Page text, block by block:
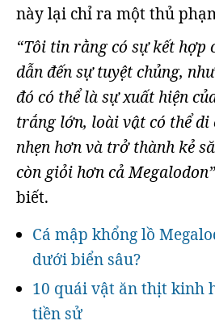
này lại chỉ ra một thủ
“Tôi tin rằng có sự kết hợp
dẫn đến sự tuyệt chủng,
đó có thể là sự xuất hiện
trắng lớn, loài vật có thể di
nhẹn hơn và trở thành kẻ
còn giỏi hơn cả Megalodon”
biết.
Cá mập khổng lồ
dưới biển sâu?
10 quái vật ăn thịt kinh
tiền sử